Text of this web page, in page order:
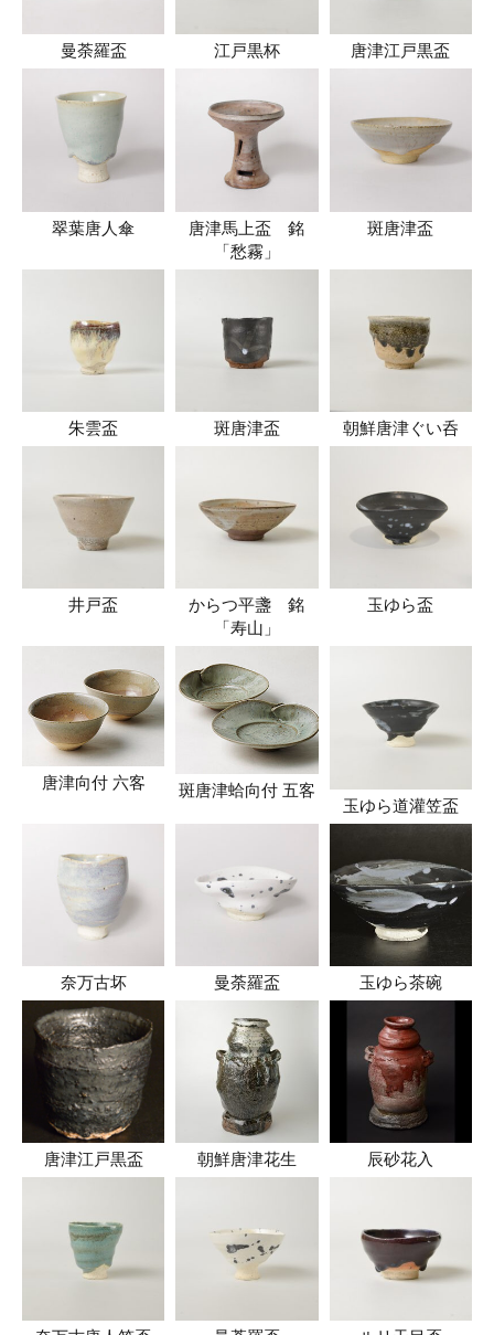
曼荼羅盃 江戸黒杯 唐津江戸黒盃
翠葉唐人傘
唐津馬上盃 銘
「愁霧」
斑唐津盃
朱雲盃 斑唐津盃 朝鮮唐津ぐい呑
井戸盃
からつ平盞 銘
「寿山」
玉ゆら盃
唐津向付 六客 斑唐津蛤向付 五客
玉ゆら道灌笠盃
奈万古坏 曼荼羅盃 玉ゆら茶碗
唐津江戸黒盃 朝鮮唐津花生 辰砂花入